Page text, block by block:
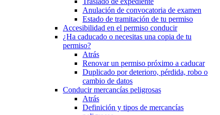
Anulación de convocatoria de examen
Estado de tramitación de tu permiso
Accesibilidad en el permiso conducir
¿Ha caducado o necesitas una copia de tu
permiso?
Atrás
Renovar un permiso próximo a caducar
Duplicado por deterioro, pérdida, robo o
cambio de datos
Conducir mercancías peligrosas
Atrás
Definición y tipos de mercancías